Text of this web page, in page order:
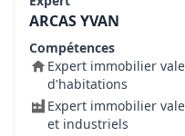
ARCAS YVAN
Compétences
Expert immobilier
d'habitations
Expert immobilier
et industriels